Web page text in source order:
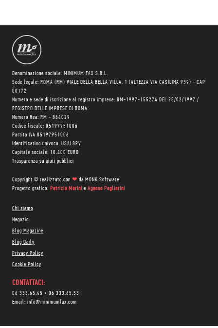
Denominazione sociale: MINIMUM FAX S.R.L.
Sede legale: ROMA (RM) VIALE DELLA BELLA VILLA, 1 (ALTEZZA VIA CASILINA 939) - CAP
00172
Numero e sede di iscrizione al registro imprese: RM-1997-155274 DEL 25/02/1997 /
REGISTRO DELLE IMPRESE DI ROMA
Numero Rea: RM - 864029
Codice fiscale: 05197951006
Partita IVA 05197951006
Identificativo univoco: USAL8PV
Capitale sociale: 10.400 EURO
Trasparenza su aiuti pubblici
Copyright © realizzato con ❤ da MONK Software
Progetto grafico: Patrizio Marini e Agnese Pagliarini
Chi siamo
Negozio
Blog Magazine
Blog Daily
Privacy Policy
Cookie Policy
CONTATTACI:
06 333.65.45 • 06 333.65.53
Email: info@minimumfax.com